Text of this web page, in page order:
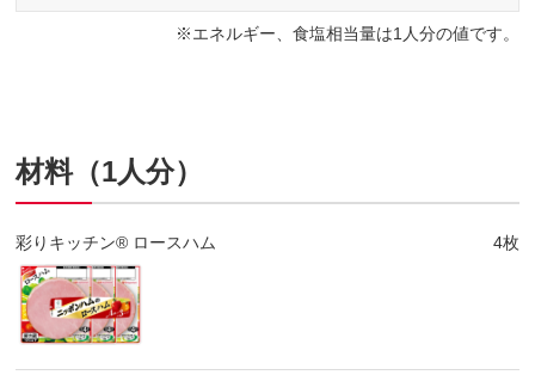
エネルギー、食塩相当量は1人分の値です。
材料（1人分）
彩りキッチン® ロースハム 4枚